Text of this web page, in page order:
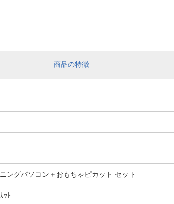
商品の特徴
ングパソコン＋おもちゃピカット セット
ｯﾄ